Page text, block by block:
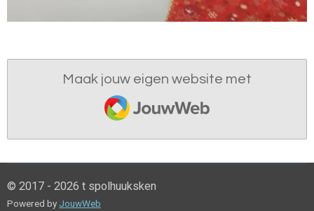
Maak jouw eigen website met
JouwWeb
© 2017 - 2026 t spolhuuksken
Powered by JouwWeb